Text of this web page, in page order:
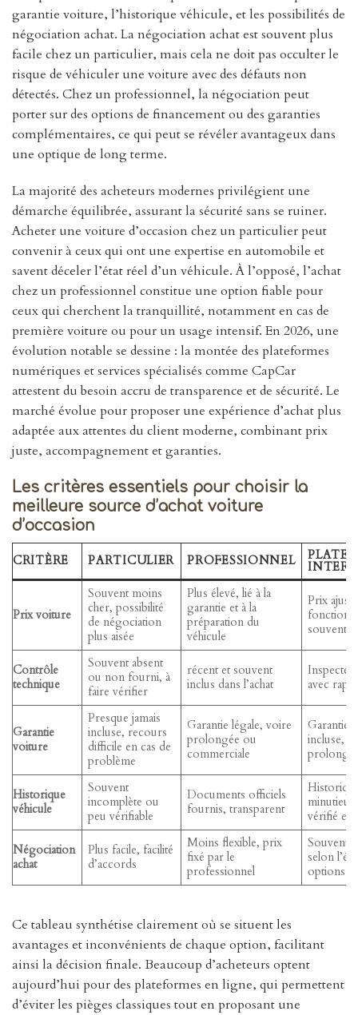
garantie voiture, l’historique véhicule, et les possibilités de
négociation achat. La négociation achat est souvent plus
facile chez un particulier, mais cela ne doit pas occulter le
risque de véhiculer une voiture avec des défauts non
détectés. Chez un professionnel, la négociation peut
porter sur des options de financement ou des garanties
complémentaires, ce qui peut se révéler avantageux dans
une optique de long terme.
La majorité des acheteurs modernes privilégient une
démarche équilibrée, assurant la sécurité sans se ruiner.
Acheter une voiture d’occasion chez un particulier peut
convenir à ceux qui ont une expertise en automobile et
savent déceler l’état réel d’un véhicule. À l’opposé, l’achat
chez un professionnel constitue une option fiable pour
ceux qui cherchent la tranquillité, notamment en cas de
première voiture ou pour un usage intensif. En 2026, une
évolution notable se dessine : la montée des plateformes
numériques et services spécialisés comme CapCar
attestent du besoin accru de transparence et de sécurité. Le
marché évolue pour proposer une expérience d’achat plus
adaptée aux attentes du client moderne, combinant prix
juste, accompagnement et garanties.
Les critères essentiels pour choisir la
meilleure source d’achat voiture
d’occasion
CRITÈRE PARTICULIER PROFESSIONNEL
Prix voiture
Souvent moins
cher, possibilité
de négociation
plus aisée
Plus élevé, lié à la
garantie et à la
préparation du
véhicule
Prix
fonction
souvent
Contrôle
technique
Souvent absent
ou non fourni, à
faire vérifier
récent et souvent
inclus dans l’achat
Inspecté
avec
Garantie
voiture
Presque jamais
incluse, recours
difficile en cas de
problème
Garantie légale, voire
prolongée ou
commerciale
Garantie
incluse,
Historique
véhicule
Souvent
incomplète ou
peu vérifiable
Documents officiels
fournis, transparent
vérifié et
Négociation
achat
Plus facile, facilité
d’accords
Moins flexible, prix
fixé par le
professionnel
Souvent
selon
options
Ce tableau synthétise clairement où se situent les
avantages et inconvénients de chaque option, facilitant
ainsi la décision finale. Beaucoup d’acheteurs optent
aujourd’hui pour des plateformes en ligne, qui permettent
d’éviter les pièges classiques tout en proposant une